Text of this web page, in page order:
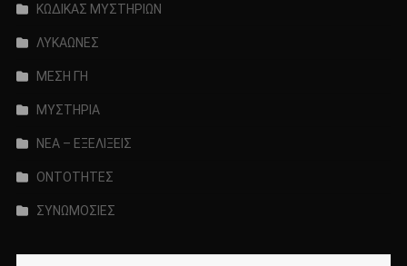
ΚΩΔΙΚΑΣ ΜΥΣΤΗΡΙΩΝ
ΛΥΚΑΩΝΕΣ
ΜΕΣΗ ΓΗ
ΜΥΣΤΗΡΙΑ
ΝΕΑ – ΕΞΕΛΙΞΕΙΣ
ΟΝΤΟΤΗΤΕΣ
ΣΥΝΩΜΟΣΙΕΣ